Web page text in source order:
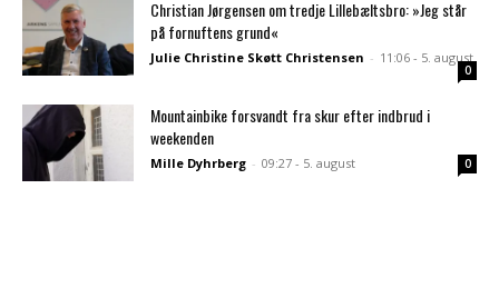
Christian Jørgensen om tredje Lillebæltsbro: »Jeg står
på fornuftens grund«
Julie Christine Skøtt Christensen - 11:06 - 5. august
0
Mountainbike forsvandt fra skur efter indbrud i
weekenden
Mille Dyhrberg - 09:27 - 5. august 0